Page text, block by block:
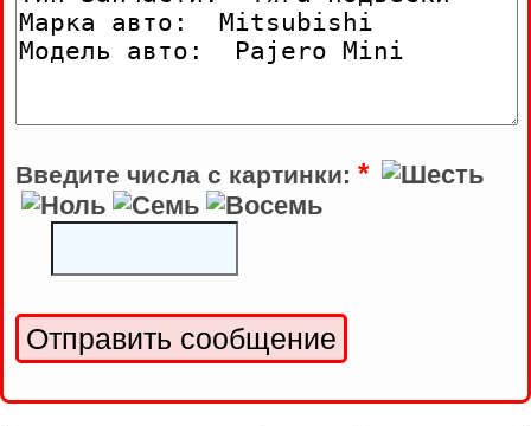
Введите числа с картинки: *